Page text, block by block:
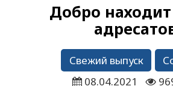
Добро
Свежий выпуск
08.04.2021